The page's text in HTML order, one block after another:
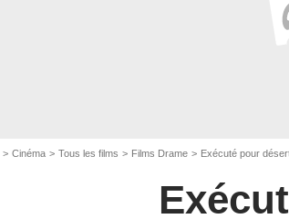
Cinéma Tous les films Films Drame Exécuté pour